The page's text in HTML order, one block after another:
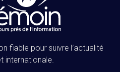
fiable pour suivre l’actualité
internationale.